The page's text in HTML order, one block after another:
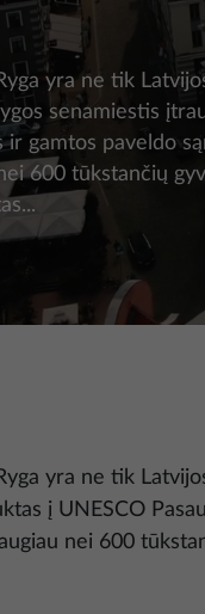
yra ne tik
senamiestis
ir gamtos paveldo
600 tūkstančių
yra ne tik
į UNESCO
nei 600